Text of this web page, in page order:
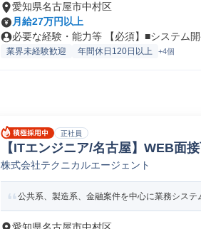
愛知県名古屋市中村区
月給27万円以上
必要な経験・能力等 【必須】■システム
業界未経験歓迎 年間休日120日以上 +4個
正社員
【ITエンジニア/名古屋】WEB面
web/オープンSE
株式会社テクニカルエージェント
公共系、製造系、金融案件を中心に業務シス